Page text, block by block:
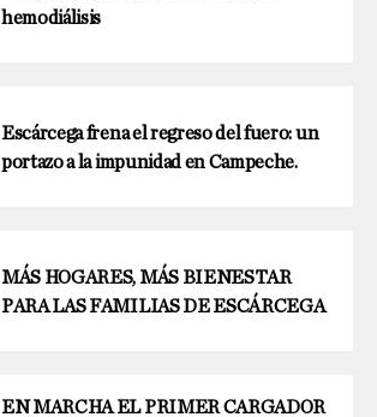
hemodiálisis
Escárcega frena el regreso del fuero: un
portazo a la impunidad en Campeche.
MÁS HOGARES, MÁS BIENESTAR
PARA LAS FAMILIAS DE ESCÁRCEGA
EN MARCHA EL PRIMER CARGADOR